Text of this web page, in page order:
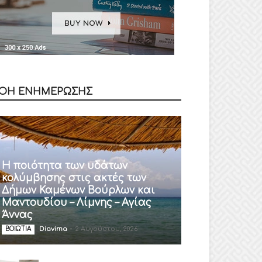
ΕΝΗΜΕΡΩΣΗΣ
Η ποιότητα των υδάτων
κολύμβησης στις ακτές των
Δήμων Καμένων Βούρλων και
Μαντουδίου – Λίμνης – Αγίας
Άννας
ΒΟΙΩΤΙΑ Diavima - 2 Αυγούστου, 2026